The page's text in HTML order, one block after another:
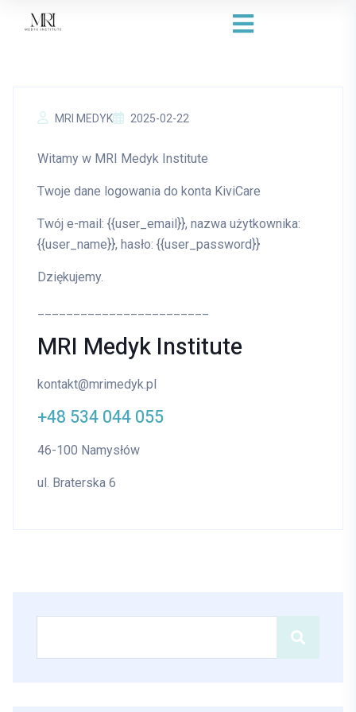
MRI MEDYK 2025-02-22
Witamy w MRI Medyk Institute
Twoje dane logowania do konta KiviCare
Twój e-mail: {{user_email}}, nazwa użytkownika:
{{user_name}}, hasło: {{user_password}}
Dziękujemy.
MRI Medyk Institute
kontakt@mrimedyk.pl
+48 534 044 055
46-100 Namysłów
ul. Braterska 6